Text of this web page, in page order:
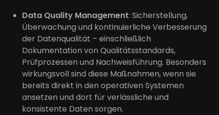
Data Quality Management: Sicherstellung,
Überwachung und kontinuierliche Verbesserung
der Datenqualität – einschließlich
Dokumentation von Qualitätsstandards,
Prüfprozessen und Nachweisführung. Besonders
wirkungsvoll sind diese Maßnahmen, wenn sie
bereits direkt in den operativen Systemen
ansetzen und dort für verlässliche und
konsistente Daten sorgen.